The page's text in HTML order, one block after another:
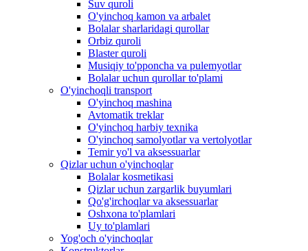
Suv quroli
O'yinchoq kamon va arbalet
Bolalar sharlaridagi qurollar
Orbiz quroli
Blaster quroli
Musiqiy to'pponcha va pulemyotlar
Bolalar uchun qurollar to'plami
O'yinchoqli transport
O'yinchoq mashina
Avtomatik treklar
O'yinchoq harbiy texnika
O'yinchoq samolyotlar va vertolyotlar
Temir yo'l va aksessuarlar
Qizlar uchun o'yinchoqlar
Bolalar kosmetikasi
Qizlar uchun zargarlik buyumlari
Qo'g'irchoqlar va aksessuarlar
Oshxona to'plamlari
Uy to'plamlari
Yog'och o'yinchoqlar